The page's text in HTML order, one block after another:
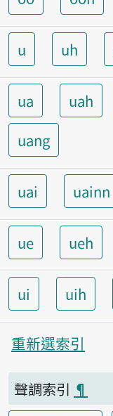
u uh
ua uah
uang
uai uainn
ue ueh
ui uih
重新選索引
聲調索引 ¶